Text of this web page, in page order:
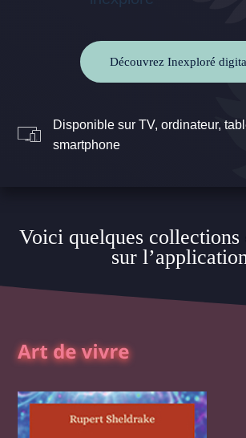
Découvrez Inexploré
Disponible sur TV, ordinateur,
smartphone
Voici quelques collections
sur